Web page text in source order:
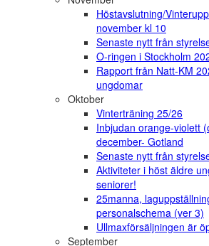
Höstavslutning/
november kl 10
Senaste nytt från
O-ringen i Stockholm
Rapport från Natt-KM
ungdomar
Oktober
Vinterträning 25/26
Inbjudan orange-violett
december- Gotland
Senaste nytt från
Aktiviteter i höst äldre
seniorer!
25manna,
personalschema (ver 3)
Ullmaxförsäljningen är
September